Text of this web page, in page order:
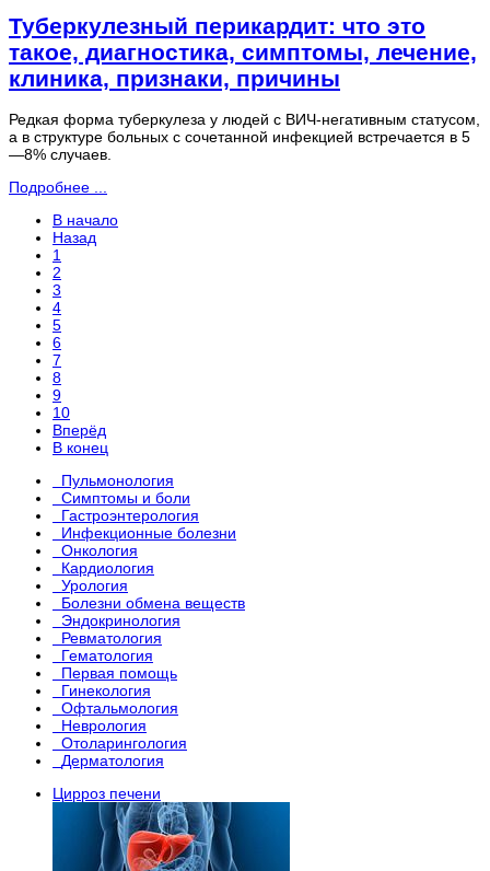
Туберкулезный перикардит: что это
такое, диагностика, симптомы, лечение,
клиника, признаки, причины
Редкая форма туберкулеза у людей с ВИЧ-негативным статусом,
а в структуре больных с сочетанной инфекцией встречается в 5
—8% случаев.
Подробнее ...
В начало
Назад
1
2
3
4
5
6
7
8
9
10
Вперёд
В конец
Пульмонология
Симптомы и боли
Гастроэнтерология
Инфекционные болезни
Онкология
Кардиология
Урология
Болезни обмена веществ
Эндокринология
Ревматология
Гематология
Первая помощь
Гинекология
Офтальмология
Неврология
Отоларингология
Дерматология
Цирроз печени